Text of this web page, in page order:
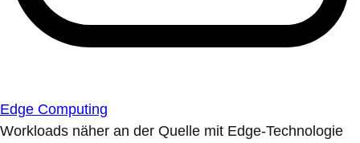
Edge Computing
Workloads näher an der Quelle mit Edge-Technologie